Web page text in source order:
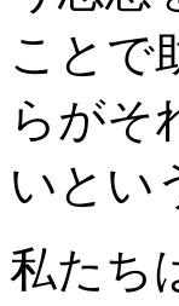
ことで
らがそ
いとい
私たち